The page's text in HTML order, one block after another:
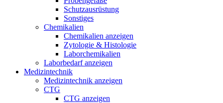
Schutzausrüstung
Sonstiges
Chemikalien
Chemikalien anzeigen
Zytologie & Histologie
Laborchemikalien
Laborbedarf anzeigen
Medizintechnik
Medizintechnik anzeigen
CTG
CTG anzeigen